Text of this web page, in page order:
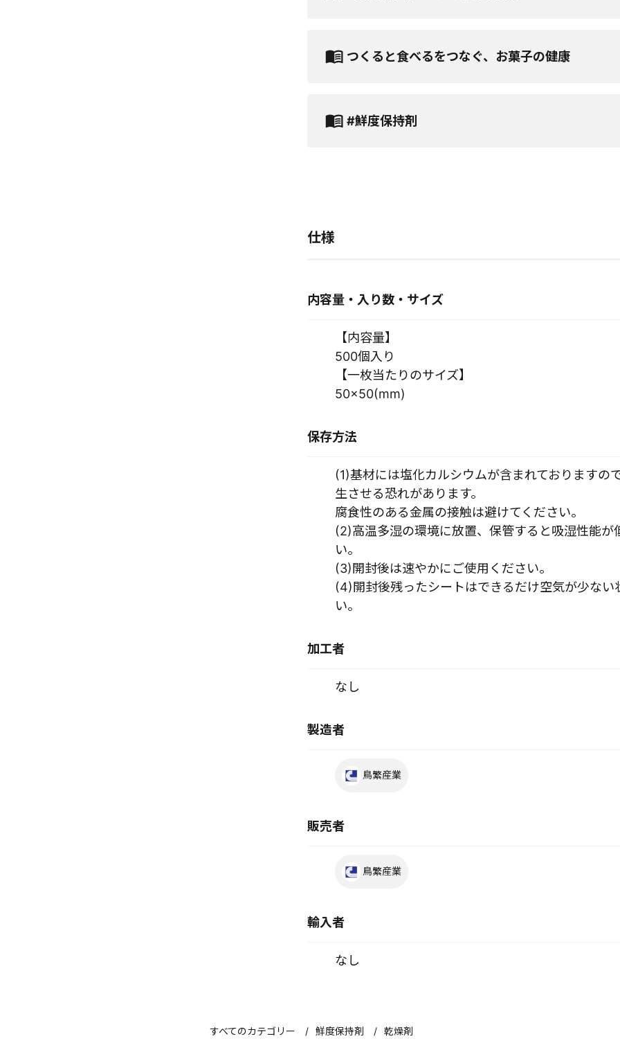
つくると食べるをつなぐ、お菓子の健康
#鮮度保持剤
仕様
内容量・入り数・サイズ
【内容量】
500個入り
【一枚当たりのサイズ】
50×50(mm)
保存方法
(1)基材には塩化カルシウムが含まれておりますの
生させる恐れがあります。
腐食性のある金属の接触は避けてください。
(2)高温多湿の環境に放置、保管すると吸湿性能が
い。
(3)開封後は速やかにご使用ください。
(4)開封後残ったシートはできるだけ空気が少ない
い。
加工者
なし
製造者
鳥繁産業
販売者
鳥繁産業
輸入者
なし
すべてのカテゴリー 鮮度保持剤 乾燥剤